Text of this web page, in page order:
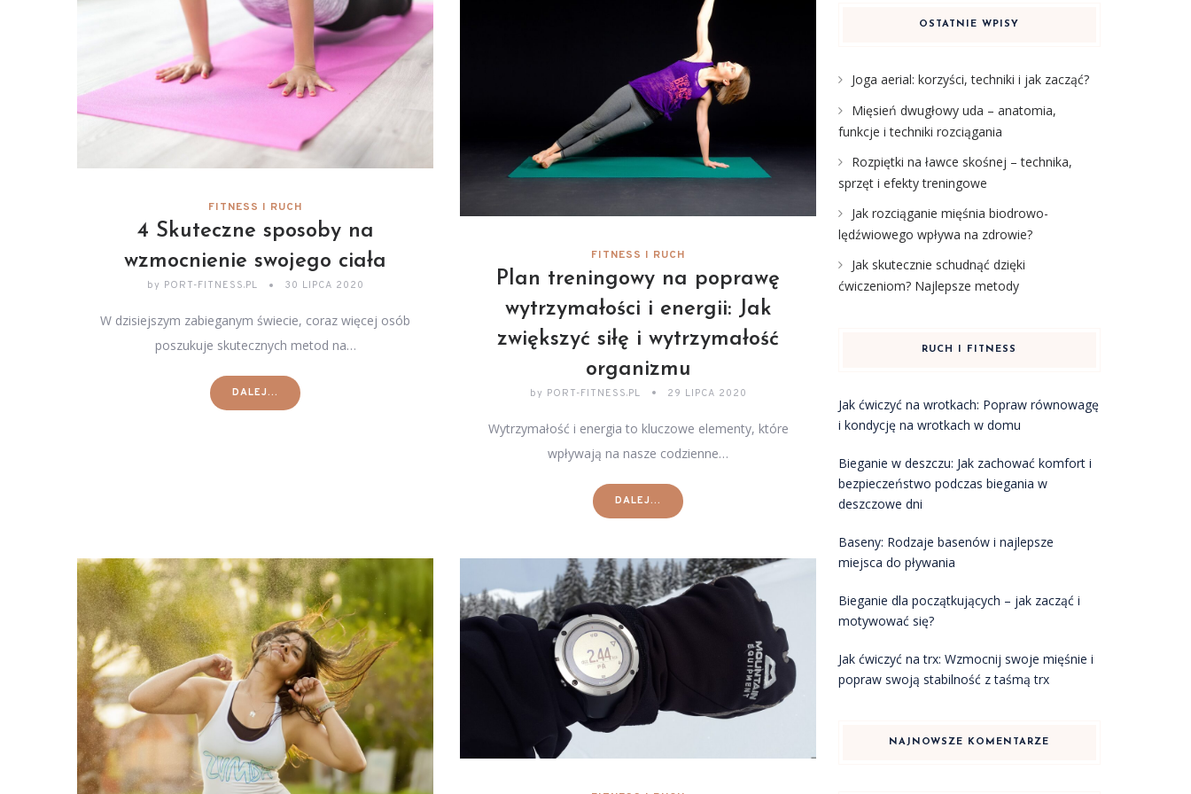
FITNESS I RUCH
4 Skuteczne sposoby na
wzmocnienie swojego ciała
by PORT-FITNESS.PL 30 LIPCA 2020
W dzisiejszym zabieganym świecie, coraz więcej osób
poszukuje skutecznych metod na…
DALEJ...
FITNESS I RUCH
Plan treningowy na poprawę
wytrzymałości i energii: Jak
zwiększyć siłę i wytrzymałość
organizmu
by PORT-FITNESS.PL 29 LIPCA 2020
Wytrzymałość i energia to kluczowe elementy, które
wpływają na nasze codzienne…
DALEJ...
OSTATNIE WPISY
Joga aerial: korzyści, techniki i jak zacząć?
Mięsień dwugłowy uda – anatomia,
funkcje i techniki rozciągania
Rozpiętki na ławce skośnej – technika,
sprzęt i efekty treningowe
Jak rozciąganie mięśnia biodrowo-
lędźwiowego wpływa na zdrowie?
Jak skutecznie schudnąć dzięki
ćwiczeniom? Najlepsze metody
RUCH I FITNESS
Jak ćwiczyć na wrotkach: Popraw równowagę
i kondycję na wrotkach w domu
Bieganie w deszczu: Jak zachować komfort i
bezpieczeństwo podczas biegania w
deszczowe dni
Baseny: Rodzaje basenów i najlepsze
miejsca do pływania
Bieganie dla początkujących – jak zacząć i
motywować się?
Jak ćwiczyć na trx: Wzmocnij swoje mięśnie i
popraw swoją stabilność z taśmą trx
NAJNOWSZE KOMENTARZE